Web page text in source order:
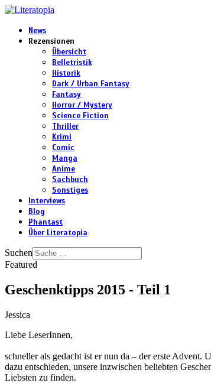
News
Rezensionen
Übersicht
Belletristik
Historik
Dark / Urban Fantasy
Fantasy
Horror / Mystery
Science Fiction
Thriller
Krimi
Comic
Manga
Anime
Sachbuch
Sonstiges
Interviews
Blog
Phantast
Über Literatopia
Suchen
Featured
Geschenktipps 2015 - Teil 1
Jessica
Liebe LeserInnen,
schneller als gedacht ist er nun da – der erste Advent.
dazu entschieden, unsere inzwischen beliebten
Liebsten zu finden.